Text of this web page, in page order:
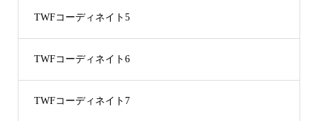
TWFコーディネイト5
TWFコーディネイト6
TWFコーディネイト7